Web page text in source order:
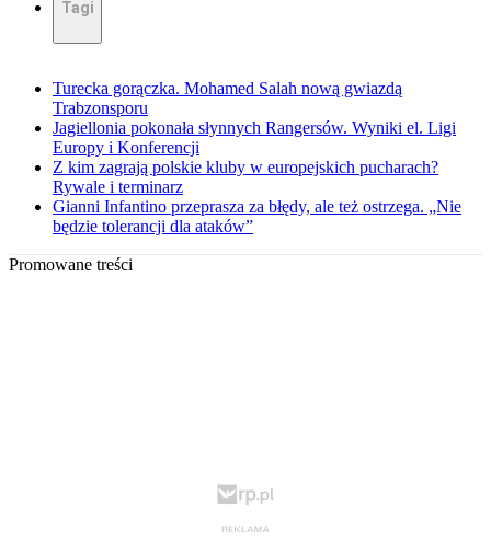
Tagi
Turecka gorączka. Mohamed Salah nową gwiazdą
Trabzonsporu
Jagiellonia pokonała słynnych Rangersów. Wyniki el. Ligi
Europy i Konferencji
Z kim zagrają polskie kluby w europejskich pucharach?
Rywale i terminarz
Gianni Infantino przeprasza za błędy, ale też ostrzega. „Nie
będzie tolerancji dla ataków”
Promowane treści